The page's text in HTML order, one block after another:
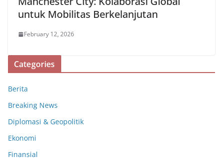
untuk Mobilitas Berkelanjutan
February 12, 2026
Categories
Berita
Breaking News
Diplomasi & Geopolitik
Ekonomi
Finansial